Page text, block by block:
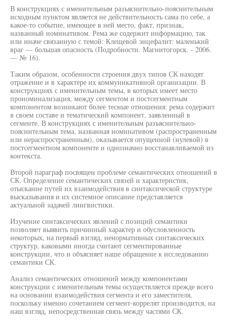
В конструкциях с именительным разъяснительно-пояснительным
исходным пунктом является не действительность сама по себе, а
какое-то событие, имеющее в ней место, факт, признак,
названный номинативом. Рема же содержит информацию, так
или иначе связанную с темой: Клещевой энцефалит: маленький
враг — большая опасность (Подробности. Магнитогорск. - 2006.
— № 16).
Таким образом, особенности строения двух типов СК находят
отражение и в характере их коммуникативной организации. В
конструкциях с именительным темы, в которых имеет место
прономинализация, между сегментом и постсегментным
компонентом возникают более тесные отношения: рема содержит
в своем составе и тематический компонент, заявленный в
сегменте. В конструкциях с именительным разъяснительно-
пояснительным тема, названная номинативом (распространенным
или нераспространенным), оказывается опущенной (нулевой) в
постсегментном компоненте и однозначно восстанавливаемой из
контекста.
Второй параграф посвящен проблеме семантических отношений в
СК. Определение семантических связей и характеристик,
отыскание путей их взаимодействия в синтаксической структуре
высказывания и их системное описание представляется
актуальной задачей лингвистики.
Изучение синтаксических явлений с позиций семантики
позволяет выявить причинный характер и обусловленность
некоторых, на первый взгляд, ненормативных синтаксических
структур, каковыми иногда считают сегментированные
конструкции, что и объясняет наше обращение к исследованию
семантики СК.
Анализ семантических отношений между компонентами
конструкции с именительным темы осуществляется прежде всего
на основании взаимодействия сегмента и его заместителя,
поскольку именно сочетанием сегмент-коррелят производится, на
наш взгляд, непосредственная связь между частями СК.